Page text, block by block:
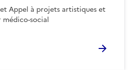
Appel à projets artistiques et
médico-social